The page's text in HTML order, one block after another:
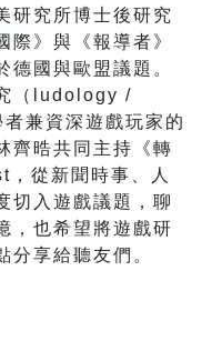
研究所博士後研究
際》與《報導者》
德國與歐盟議題。
（ludology /
兼資深遊戲玩家的
齊晧共同主持《轉
從新聞時事、人
切入遊戲議題，聊
，也希望將遊戲研
分享給聽友們。